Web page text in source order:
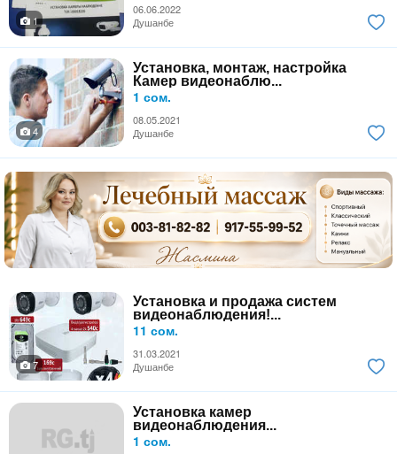
06.06.2022
1
Душанбе
Установка, монтаж, настройка
Камер видеонаблю...
1 сом.
08.05.2021
4
Душанбе
Установка и продажа систем
видеонаблюдения!...
11 сом.
31.03.2021
7
Душанбе
Установка камер
видеонаблюдения...
1 сом.